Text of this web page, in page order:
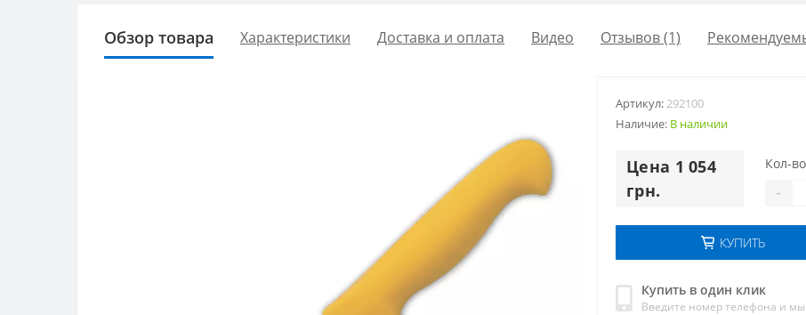
Обзор товара Характеристики Доставка и оплата Видео Отзывов (1)
Артикул:292100
Наличие: В наличии
Цена 1 054
грн.
Кол-
-
КУПИТЬ
Купить в один клик
Введите номер телефона и